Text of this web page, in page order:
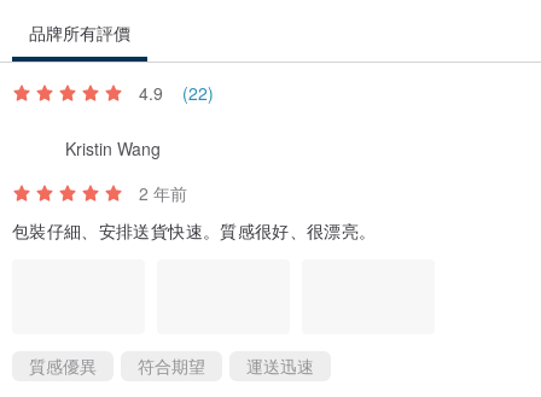
品牌所有評價
4.9 (22)
Kristin Wang
2 年前
包裝仔細、安排送貨快速。質感很好、很漂亮。
質感優異 符合期望 運送迅速